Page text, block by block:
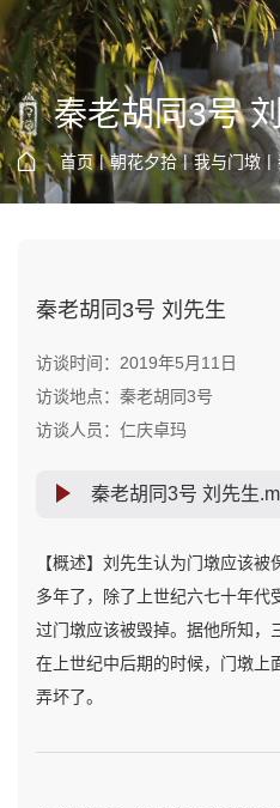
秦老胡同3号
首页 | 朝花夕拾 | 我与门墩 |
秦老胡同3号 刘先生
访谈时间：2019年5月11日
访谈地点：秦老胡同3号
访谈人员：仁庆卓玛
秦老胡同3号 刘先生
【概述】刘先生认为门墩应该
多年了，除了上世纪六七十年代
过门墩应该被毁掉。据他所知，
在上世纪中后期的时候，门墩上
弄坏了。